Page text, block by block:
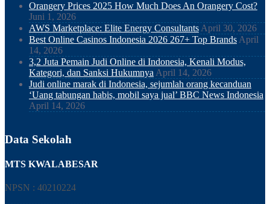
Orangery Prices 2025 How Much Does An Orangery Cost?
Juni 1, 2026
AWS Marketplace: Elite Energy Consultants April 30, 2026
Best Online Casinos Indonesia 2026 267+ Top Brands April
14, 2026
3,2 Juta Pemain Judi Online di Indonesia, Kenali Modus,
Kategori, dan Sanksi Hukumnya April 14, 2026
Judi online marak di Indonesia, sejumlah orang kecanduan
‘Uang tabungan habis, mobil saya jual’ BBC News Indonesia
April 14, 2026
Data Sekolah
MTS KWALABESAR
NPSN : 40210224